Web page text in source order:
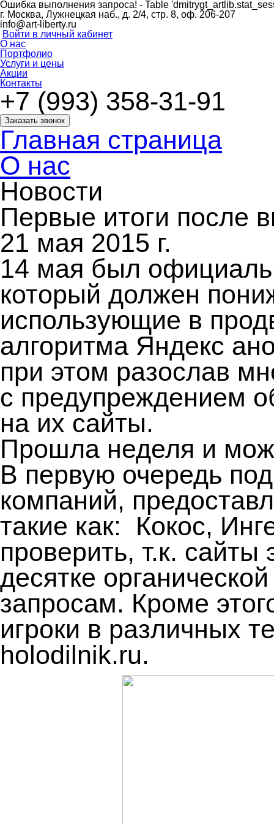
Ошибка выполнения запроса! - Table
г. Москва, Лужнецкая наб., д. 2/4, стр. 8, оф. 206-207
info@art-liberty.ru
Войти в личный кабинет
О нас
Портфолио
Услуги и цены
Акции
Контакты
+7 (993) 358-31-91
Заказать звонок
Главная страница
О нас
Новости
Первые итоги после
21 мая 2015 г.
14 мая был
который должен
использующие в
алгоритма Яндекс
при этом разослав
с предупреждением
на их сайты.
Прошла неделя и
В первую очередь
компаний,
такие как: Кокос,
проверить, т.к.
десятке
запросам. Кроме
игроки в различных
holodilnik.ru.